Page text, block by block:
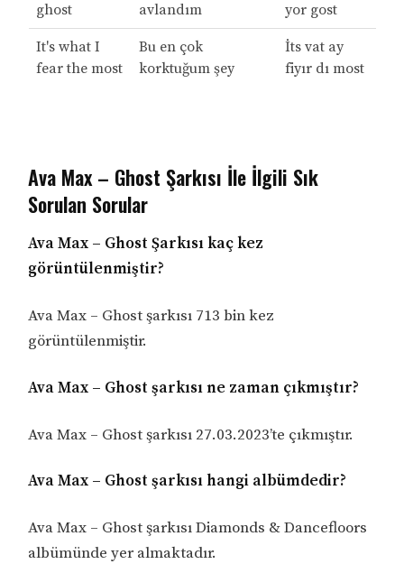
ghost
avlandım
yor gost
It's what I
fear the most
Bu en çok
korktuğum şey
İts vat ay
fiyır dı most
Ava Max – Ghost Şarkısı İle İlgili Sık
Sorulan Sorular
Ava Max – Ghost Şarkısı kaç kez
görüntülenmiştir?
Ava Max – Ghost şarkısı 713 bin kez
görüntülenmiştir.
Ava Max – Ghost şarkısı ne zaman çıkmıştır?
Ava Max – Ghost şarkısı 27.03.2023’te çıkmıştır.
Ava Max – Ghost şarkısı hangi albümdedir?
Ava Max – Ghost şarkısı Diamonds & Dancefloors
albümünde yer almaktadır.